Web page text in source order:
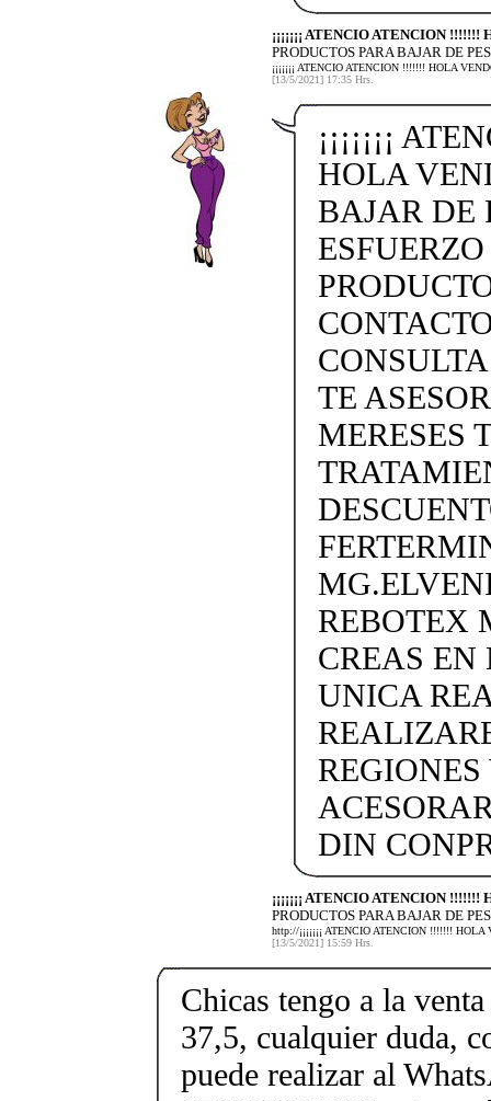
¡¡¡¡¡¡¡ ATENCIO ATENCION
PRODUCTOS PARA BAJAR DE
¡¡¡¡¡¡¡ ATENCIO ATENCION !!!!!!! HOLA
[13/5/2021] 17:35 Hrs.
¡¡¡¡¡¡¡
HOLA
BAJAR DE
TE
MERESES
REBOTEX
CREAS EN
UNICA
REGIONES
DIN
¡¡¡¡¡¡¡ ATENCIO ATENCION
PRODUCTOS PARA BAJAR DE
http://¡¡¡¡¡¡¡ ATENCIO ATENCION !!!!!!!
[13/5/2021] 15:59 Hrs.
Chicas tengo a la
37,5, cualquier duda,
puede realizar al